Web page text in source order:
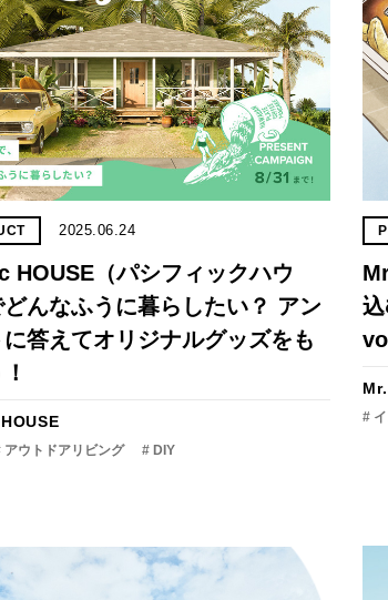
2025.06.24
HOUSE（パシフィックハウ
どんなふうに暮らしたい？ アン
答えてオリジナルグッズをも
アウトドアリビング # DIY
#